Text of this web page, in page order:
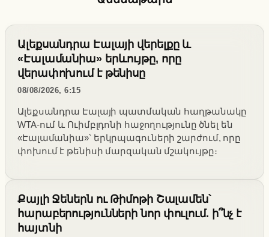
Ալեքսանդրա Էալայի վերելքը և
«Էալամանիա» երևույթը, որը
վերափոխում է թենիսը
08/08/2026, 6:15
Ալեքսանդրա Էալայի պատմական հաղթանակը
WTA-ում և Ուիմբլդոնի հաջողությունը ծնել են
«Էալամանիա»՝ երկրպագուների շարժում, որը
փոխում է թենիսի մարզական մշակույթը։
Քայլի Ջեներն ու Թիմոթի Շալամեն՝
հարաբերությունների նոր փուլում. ի՞նչ է
հայտնի